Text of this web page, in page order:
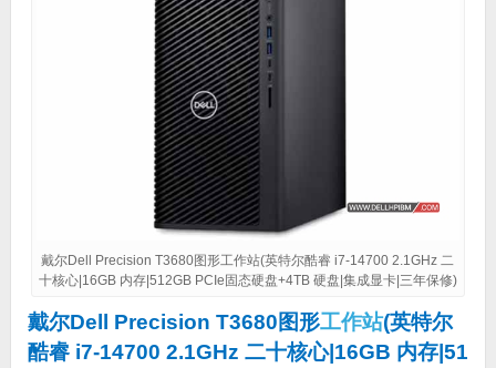
戴尔Dell Precision T3680图形工作站(英特尔酷睿 i7-14700 2.1GHz 二
十核心|16GB 内存|512GB PCIe固态硬盘+4TB 硬盘|集成显卡|三年保修)
戴尔Dell Precision T3680图形工作站(英特尔
酷睿 i7-14700 2.1GHz 二十核心|16GB 内存|51